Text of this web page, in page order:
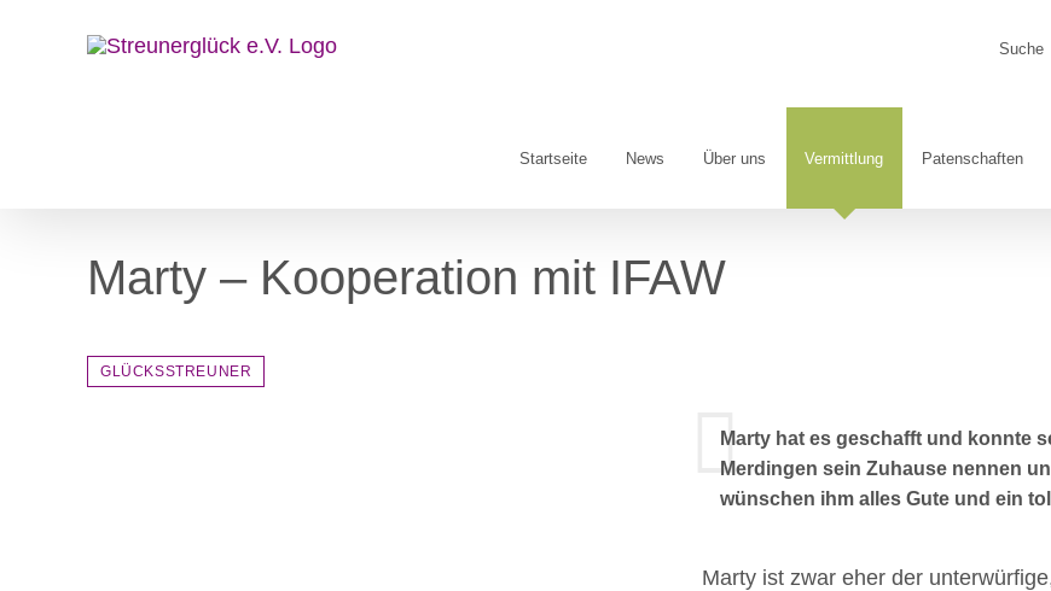
Startseite News Über uns Vermittlung Patenschaften
Marty – Kooperation mit IFAW
GLÜCKSSTREUNER
Marty hat es geschafft und konnte
Merdingen sein Zuhause nennen
wünschen ihm alles Gute und ein
Marty ist zwar eher der